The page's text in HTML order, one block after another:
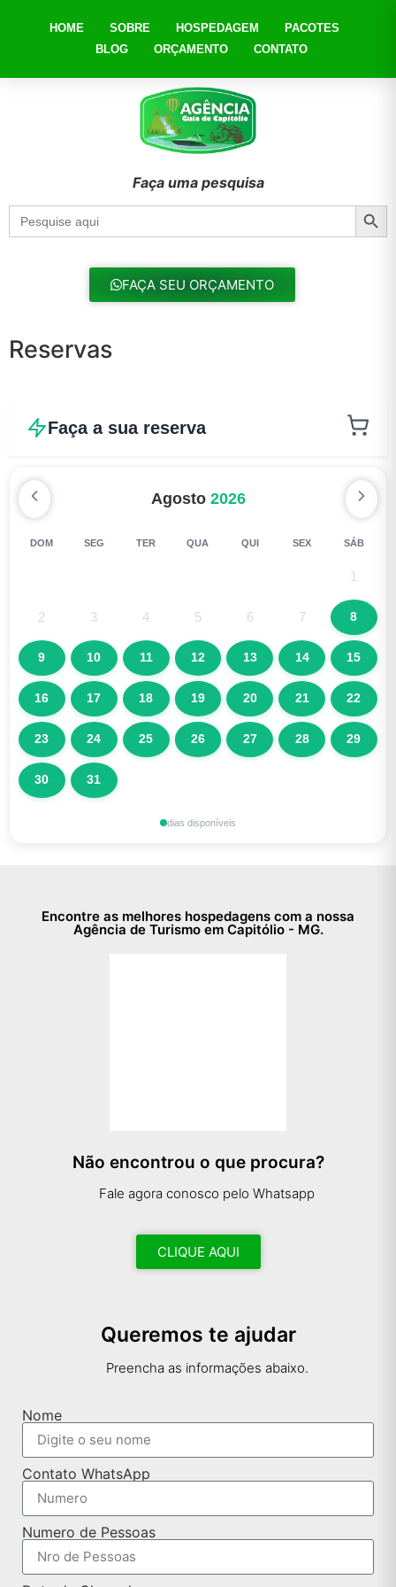
HOME SOBRE HOSPEDAGEM
PACOTES
BLOG
ORÇAMENTO CONTATO
Faça uma pesquisa
Search
for:
FAÇA SEU ORÇAMENTO
Reservas
Faça a sua reserva
Agosto 2026
DOM SEG TER QUA QUI SEX SÁB
1
2 3 4 5 6 7 8
9 10 11 12 13 14 15
16 17 18 19 20 21 22
23 24 25 26 27 28 29
30 31
dias disponíveis
Encontre as melhores hospedagens com a nossa
Agência de Turismo em Capitólio - MG.
Não encontrou o que procura?
Fale agora conosco pelo Whatsapp
CLIQUE AQUI
Queremos te ajudar
Preencha as informações abaixo.
Nome
Contato WhatsApp
Numero de Pessoas